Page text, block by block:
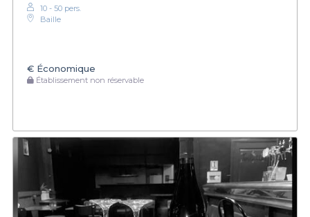
10 - 50 pers.
Baille
€ Économique
Établissement non réservable